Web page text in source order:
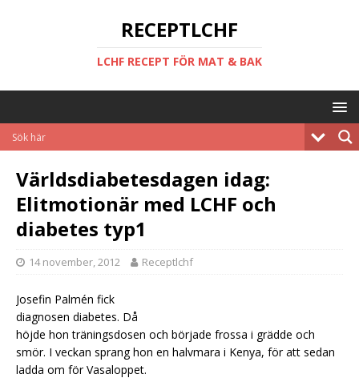
RECEPTLCHF
LCHF RECEPT FÖR MAT & BAK
Världsdiabetesdagen idag:
Elitmotionär med LCHF och
diabetes typ1
14 november, 2012 Receptlchf
Josefin Palmén fick
diagnosen diabetes. Då
höjde hon träningsdosen och började frossa i grädde och
smör. I veckan sprang hon en halvmara i Kenya, för att sedan
ladda om för Vasaloppet.